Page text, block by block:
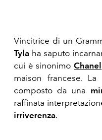
Vincitrice di un
Tyla ha saputo
cui è sinonimoChanel
maison francese.
composto da una
raffinata
irriverenza.